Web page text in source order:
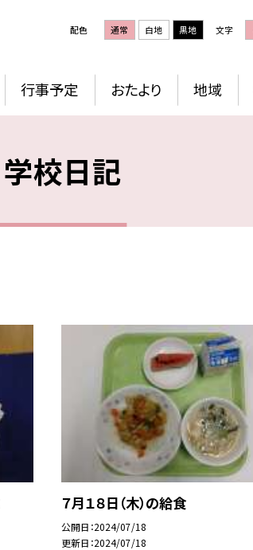
配色 通常 白地 黒地 文字
行事予定 おたより 地域
学校日記
７月１８日（木）の給食
公開日 2024/07/18
更新日 2024/07/18